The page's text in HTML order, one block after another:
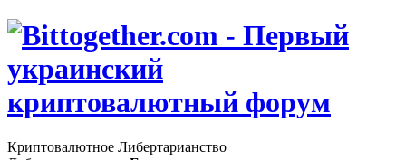
Криптовалютное Либертарианство